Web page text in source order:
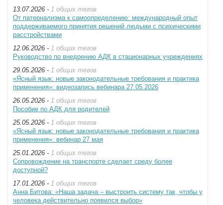
13.07.2026 - 1 общих тегов
От патернализма к самоопределению: международный опыт
поддерживаемого принятия решений людьми с психическими
расстройствами
12.06.2026 - 1 общих тегов
Руководство по внедрению АДК в стационарных учреждениях
29.05.2026 - 1 общих тегов
«Ясный язык: новые законодательные требования и практика
применения»: видеозапись вебинара 27.05.2026
26.05.2026 - 1 общих тегов
Пособие по АДК для родителей
25.05.2026 - 1 общих тегов
«Ясный язык: новые законодательные требования и практика
применения»: вебинар 27 мая
25.01.2026 - 1 общих тегов
Сопровождение на транспорте сделает среду более
доступной?
17.01.2026 - 1 общих тегов
Анна Битова: «Наша задача – выстроить систему так, чтобы у
человека действительно появился выбор»